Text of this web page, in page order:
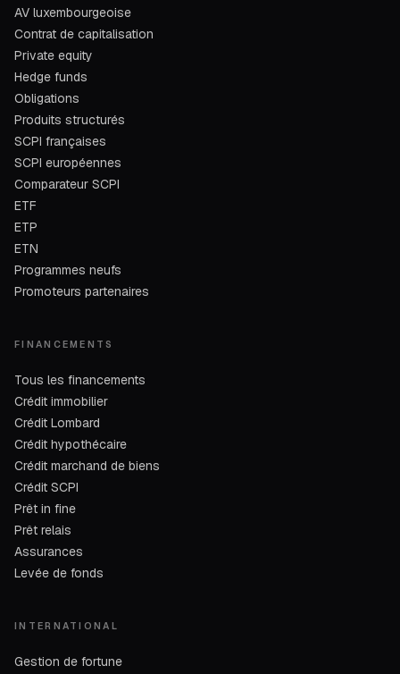
AV luxembourgeoise
Contrat de capitalisation
Private equity
Hedge funds
Obligations
Produits structurés
SCPI françaises
SCPI européennes
Comparateur SCPI
ETF
ETP
ETN
Programmes neufs
Promoteurs partenaires
FINANCEMENTS
Tous les financements
Crédit immobilier
Crédit Lombard
Crédit hypothécaire
Crédit marchand de biens
Crédit SCPI
Prêt in fine
Prêt relais
Assurances
Levée de fonds
INTERNATIONAL
Gestion de fortune